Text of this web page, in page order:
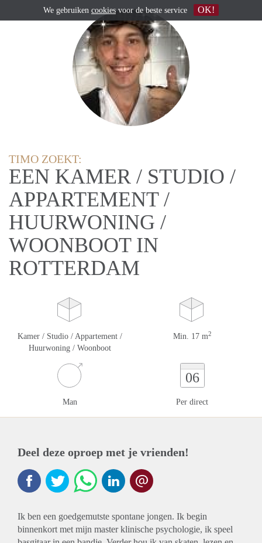
TIMO ZOEKT:
EEN KAMER / STUDIO /
APPARTEMENT /
HUURWONING /
WOONBOOT IN
ROTTERDAM
Kamer / Studio / Appartement /
Huurwoning / Woonboot
Min. 17 m2
Man
06
Per direct
Deel deze oproep met je vrienden!
Ik ben een goedgemutste spontane jongen. Ik begin
binnenkort met mijn master klinische psychologie, ik speel
We gebruiken cookiesvoor de beste service OK!